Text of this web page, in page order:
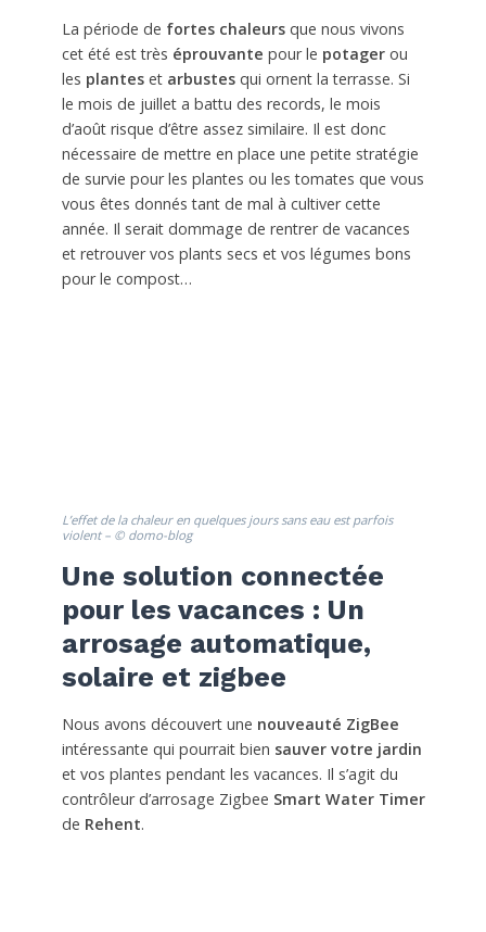
La période de fortes chaleursque nous vivons
cet été est très éprouvante pour le potagerou
les planteset arbustesqui ornent la terrasse. Si
le mois de juillet a battu des records, le mois
d’août risque d’être assez similaire. Il est donc
nécessaire de mettre en place une petite stratégie
de survie pour les plantes ou les tomates que vous
vous êtes donnés tant de mal à cultiver cette
année. Il serait dommage de rentrer de vacances
et retrouver vos plants secs et vos légumes bons
pour le compost…
L’effet de la chaleur en quelques jours sans eau est parfois
violent – © domo-blog
Une solution connectée
pour les vacances : Un
arrosage automatique,
solaire et zigbee
Nous avons découvert une nouveauté ZigBee
intéressante qui pourrait bien sauver votre jardin
et vos plantes pendant les vacances. Il s’agit du
contrôleur d’arrosage Zigbee Smart Water Timer
de Rehent.